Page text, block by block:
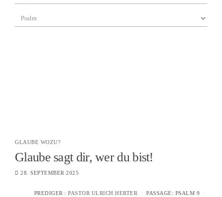
GLAUBE WOZU?
Glaube sagt dir, wer du bist!
28. SEPTEMBER 2025
PREDIGER : PASTOR ULRICH HERTER PASSAGE: PSALM 9